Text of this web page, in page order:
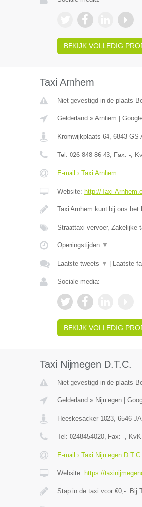
BEKIJK VOLLEDIG
Taxi Arnhem
Niet gevestigd in de plaats
Gelderland » Arnhem
Kromwijkplaats 64, 6843 GS
Tel: 026 848 86 43, Fax: -,
E-mail › Taxi Arnhem
Website: http://Taxi-
Taxi Arnhem kunt bij ons
Straattaxi vervoer, Zakelijke
Openingstijden ▼
Laatste tweets ▼ Laatste
Sociale media:
BEKIJK VOLLEDIG
Taxi Nijmegen D.T.C.
Niet gevestigd in de plaats
Gelderland » Nijmegen|
Heeskesacker 1023, 6546 JA
Tel: 0248454020, Fax: -, KvK:
E-mail › Taxi Nijmegen D.T.C.
Website: https://
Stap in de taxi voor €0,-. Bij